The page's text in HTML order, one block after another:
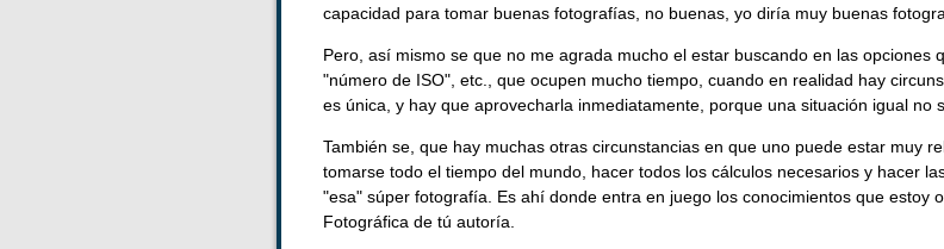
capacidad para tomar buenas fotografías, no buenas, yo diría muy buenas
Pero, así mismo se que no me agrada mucho el estar buscando en las opciones
"número de ISO", etc., que ocupen mucho tiempo, cuando en realidad hay
es única, y hay que aprovecharla inmediatamente, porque una situación igual no
También se, que hay muchas otras circunstancias en que uno puede estar muy
tomarse todo el tiempo del mundo, hacer todos los cálculos necesarios y hacer
"esa" súper fotografía. Es ahí donde entra en juego los conocimientos que estoy
Fotográfica de tú autoría.